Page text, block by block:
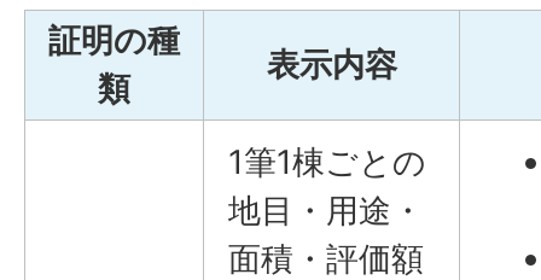
証明の種
類
表示内容
1筆1棟ごとの
地目・用途・
面積・評価額